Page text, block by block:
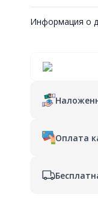
Информация о
Оплата